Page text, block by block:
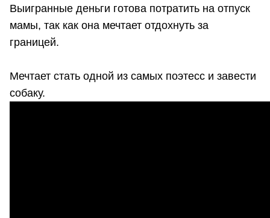
Выигранные деньги готова потратить на отпуск
мамы, так как она мечтает отдохнуть за
границей.
Мечтает стать одной из самых поэтесс и завести
собаку.